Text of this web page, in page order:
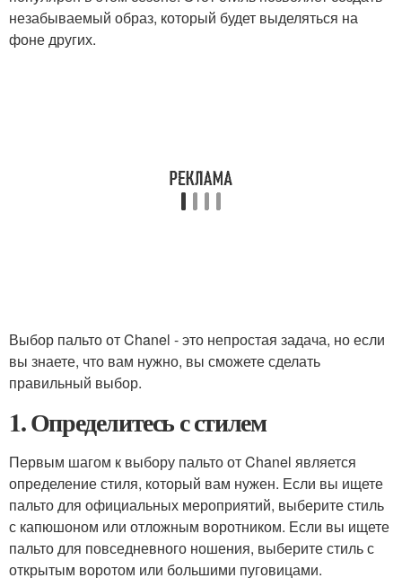
незабываемый образ, который будет выделяться на
фоне других.
Выбор пальто от Chanel - это непростая задача, но если
вы знаете, что вам нужно, вы сможете сделать
правильный выбор.
1. Определитесь с стилем
Первым шагом к выбору пальто от Chanel является
определение стиля, который вам нужен. Если вы ищете
пальто для официальных мероприятий, выберите стиль
с капюшоном или отложным воротником. Если вы ищете
пальто для повседневного ношения, выберите стиль с
открытым воротом или большими пуговицами.